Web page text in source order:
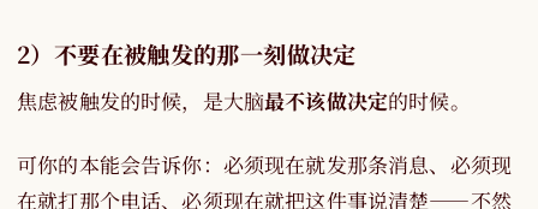
2）不要在被触发的那一刻做决定
焦虑被触发的时候，是大脑最不该做决定的时候。
可你的本能会告诉你：必须现在就发那条消息、必须现
在就打那个电话、必须现在就把这件事说清楚——不然